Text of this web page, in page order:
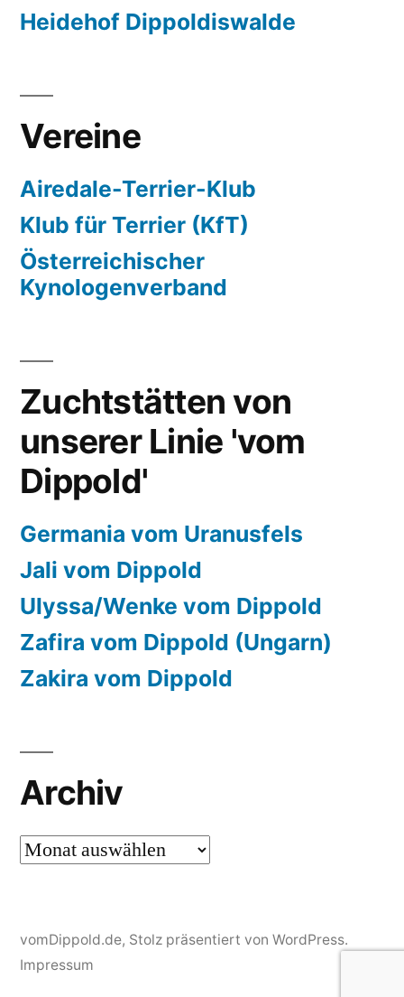
Heidehof Dippoldiswalde
Vereine
Airedale-Terrier-Klub
Klub für Terrier (KfT)
Österreichischer
Kynologenverband
Zuchtstätten von
unserer Linie 'vom
Dippold'
Germania vom Uranusfels
Jali vom Dippold
Ulyssa/Wenke vom Dippold
Zafira vom Dippold (Ungarn)
Zakira vom Dippold
Archiv
Archiv
vomDippold.de, Stolz präsentiert von WordPress.
Impressum